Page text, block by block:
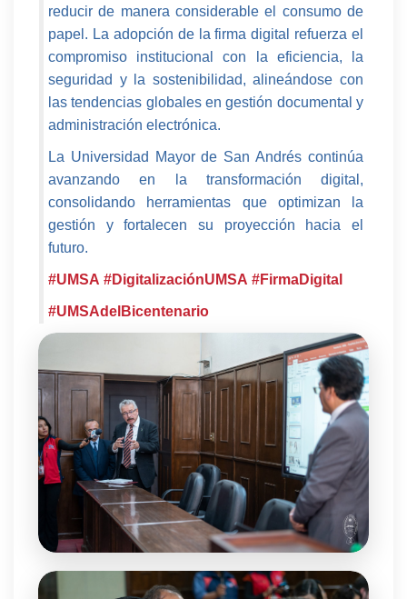
reducir de manera considerable el consumo de
papel. La adopción de la firma digital refuerza el
compromiso institucional con la eficiencia, la
seguridad y la sostenibilidad, alineándose con
las tendencias globales en gestión documental y
administración electrónica.
La Universidad Mayor de San Andrés continúa
avanzando en la transformación digital,
consolidando herramientas que optimizan la
gestión y fortalecen su proyección hacia el
futuro.
#UMSA #DigitalizaciónUMSA #FirmaDigital
#UMSAdelBicentenario